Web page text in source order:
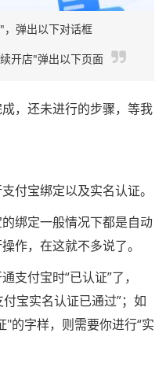
弹出以下对话框
开店"弹出以下页面
，还未进行的步骤，等我
宝绑定以及实名认证。
绑定一般情况下都是自动
作，在这就不多说了。
付宝时“已认证”了，
宝实名认证已通过”；如
的字样，则需要你进行“实